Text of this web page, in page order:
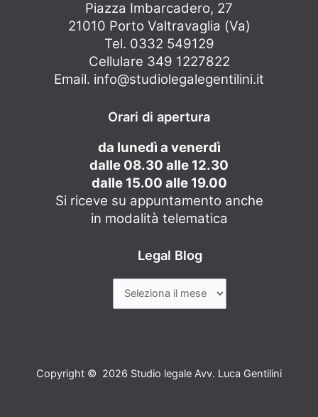
Piazza Imbarcadero, 27
21010 Porto Valtravaglia (Va)
Tel. 0332 549129
Cellulare 349 1227822
Email. info@studiolegalegentilini.it
Orari di apertura
da lunedì a venerdì
dalle 08.30 alle 12.30
dalle 15.00 alle 19.00
Si riceve su appuntamento anche
in modalità telematica
Legal Blog
Copyright © 2026 Studio legale Avv. Luca Gentilini